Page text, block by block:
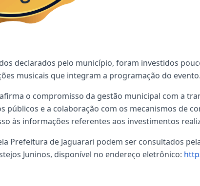
declarados pelo município, foram investidos
musicais que integram a programação do evento.
o compromisso da gestão municipal com a
públicos e a colaboração com os mecanismos de
às informações referentes aos investimentos
Prefeitura de Jaguarari podem ser consultados
Juninos, disponível no endereço eletrônico: